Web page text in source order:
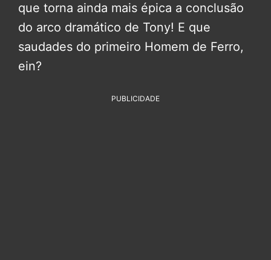
que torna ainda mais épica a conclusão
do arco dramático de Tony! E que
saudades do primeiro Homem de Ferro,
ein?
PUBLICIDADE